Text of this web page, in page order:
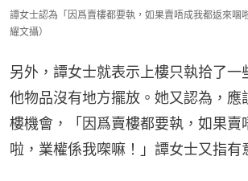
譚女士認為「因爲賣樓都要執，如果賣唔成我都返來㖥
耀文攝）
另外，譚女士就表示上樓只執拾了一
他物品沒有地方擺放。她又認為，應
樓機會，「因爲賣樓都要執，如果賣
啦，業權係我㗎嘛！」譚女士又指有